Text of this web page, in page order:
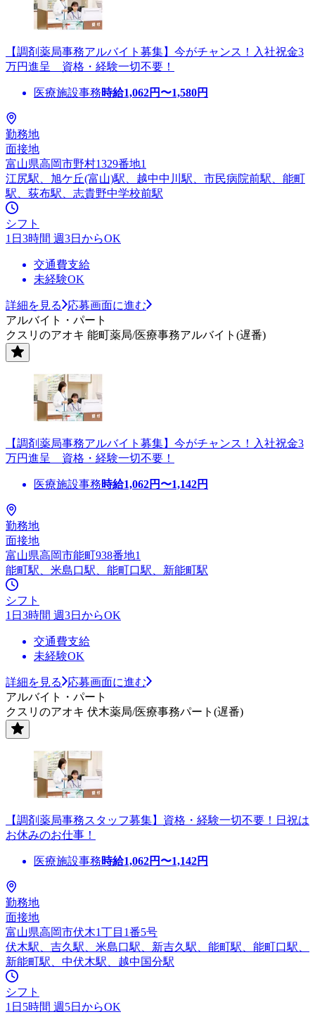
【調剤薬局事務アルバイト募集】今がチャンス！入社祝金3
万円進呈 資格・経験一切不要！
医療施設事務時給1,062円〜1,580円
勤務地
面接地
富山県高岡市野村1329番地1
江尻駅、旭ケ丘(富山)駅、越中中川駅、市民病院前駅、能町
駅、荻布駅、志貴野中学校前駅
シフト
1日3時間 週3日からOK
交通費支給
未経験OK
詳細を見る
応募画面に進む
アルバイト・パート
クスリのアオキ 能町薬局/医療事務アルバイト(遅番)
【調剤薬局事務アルバイト募集】今がチャンス！入社祝金3
万円進呈 資格・経験一切不要！
医療施設事務時給1,062円〜1,142円
勤務地
面接地
富山県高岡市能町938番地1
能町駅、米島口駅、能町口駅、新能町駅
シフト
1日3時間 週3日からOK
交通費支給
未経験OK
詳細を見る
応募画面に進む
アルバイト・パート
クスリのアオキ 伏木薬局/医療事務パート(遅番)
【調剤薬局事務スタッフ募集】資格・経験一切不要！日祝は
お休みのお仕事！
医療施設事務時給1,062円〜1,142円
勤務地
面接地
富山県高岡市伏木1丁目1番5号
伏木駅、吉久駅、米島口駅、新吉久駅、能町駅、能町口駅、
新能町駅、中伏木駅、越中国分駅
シフト
1日5時間 週5日からOK